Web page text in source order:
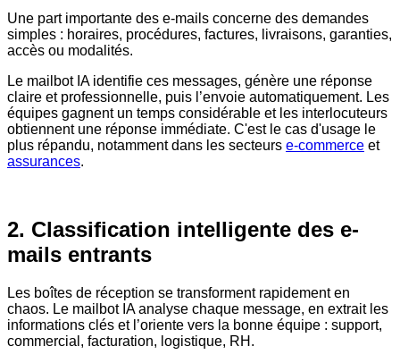
Une part importante des e-mails concerne des demandes
simples : horaires, procédures, factures, livraisons, garanties,
accès ou modalités.
Le mailbot IA identifie ces messages, génère une réponse
claire et professionnelle, puis l’envoie automatiquement. Les
équipes gagnent un temps considérable et les interlocuteurs
obtiennent une réponse immédiate. C'est le cas d'usage le
plus répandu, notamment dans les secteurs e-commerce et
assurances.
2. Classification intelligente des e-
mails entrants
Les boîtes de réception se transforment rapidement en
chaos. Le mailbot IA analyse chaque message, en extrait les
informations clés et l’oriente vers la bonne équipe : support,
commercial, facturation, logistique, RH.